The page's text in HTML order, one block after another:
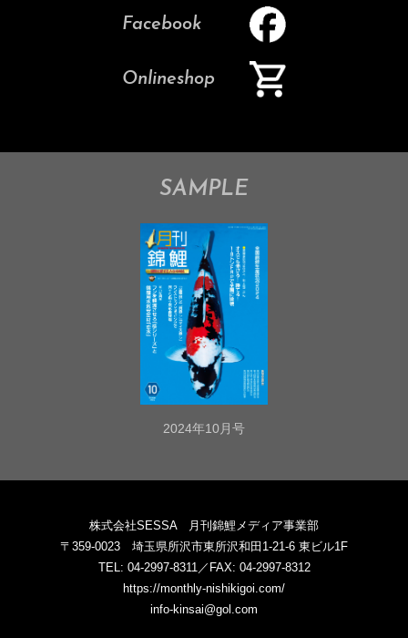
Facebook
Onlineshop
SAMPLE
2024年10月号
株式会社SESSA 月刊錦鯉メディア事業部
〒359-0023 埼玉県所沢市東所沢和田1-21-6 東ビル1F
TEL: 04-2997-8311／FAX: 04-2997-8312
https://monthly-nishikigoi.com/
info-kinsai@gol.com